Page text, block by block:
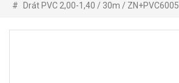
#
Drát PVC 2,00-1,40 / 30m / ZN+PVC6005